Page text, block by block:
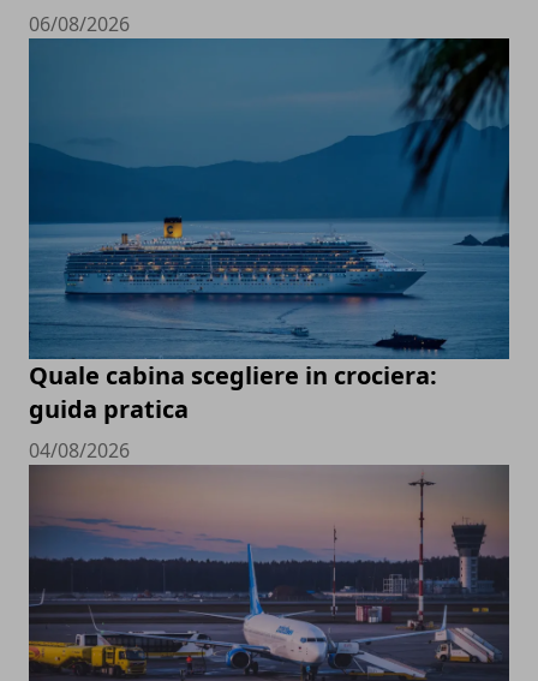
06/08/2026
Quale cabina scegliere in crociera:
guida pratica
04/08/2026